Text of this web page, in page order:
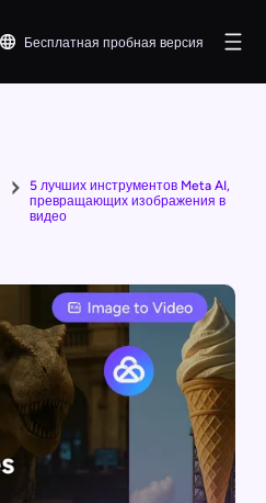
Бесплатная пробная версия
5 лучших инструментов Meta AI,
превращающих изображения в
видео